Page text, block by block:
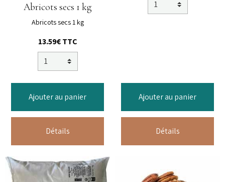
Abricots secs 1 kg
Abricots secs 1 kg
13.59€ TTC
Ajouter au panier
Détails
Ajouter au panier
Détails